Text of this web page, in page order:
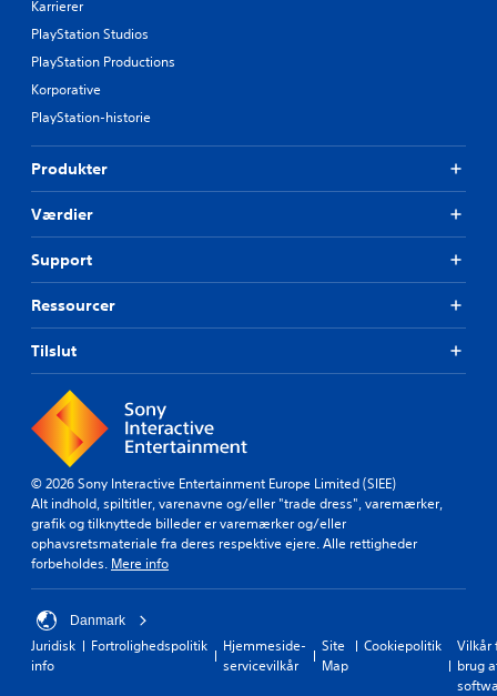
Karrierer
PlayStation Studios
PlayStation Productions
Korporative
PlayStation-historie
Produkter
Værdier
Support
Ressourcer
Tilslut
© 2026 Sony Interactive Entertainment Europe Limited (SIEE)
Alt indhold, spiltitler, varenavne og/eller "trade dress", varemærker,
grafik og tilknyttede billeder er varemærker og/eller
ophavsretsmateriale fra deres respektive ejere. Alle rettigheder
forbeholdes. Mere info
Danmark
Juridisk
info
Fortrolighedspolitik
Hjemmeside-
servicevilkår
Site
Map
Cookiepolitik
Vilkår
brug